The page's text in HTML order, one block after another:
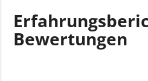
Bewertungen